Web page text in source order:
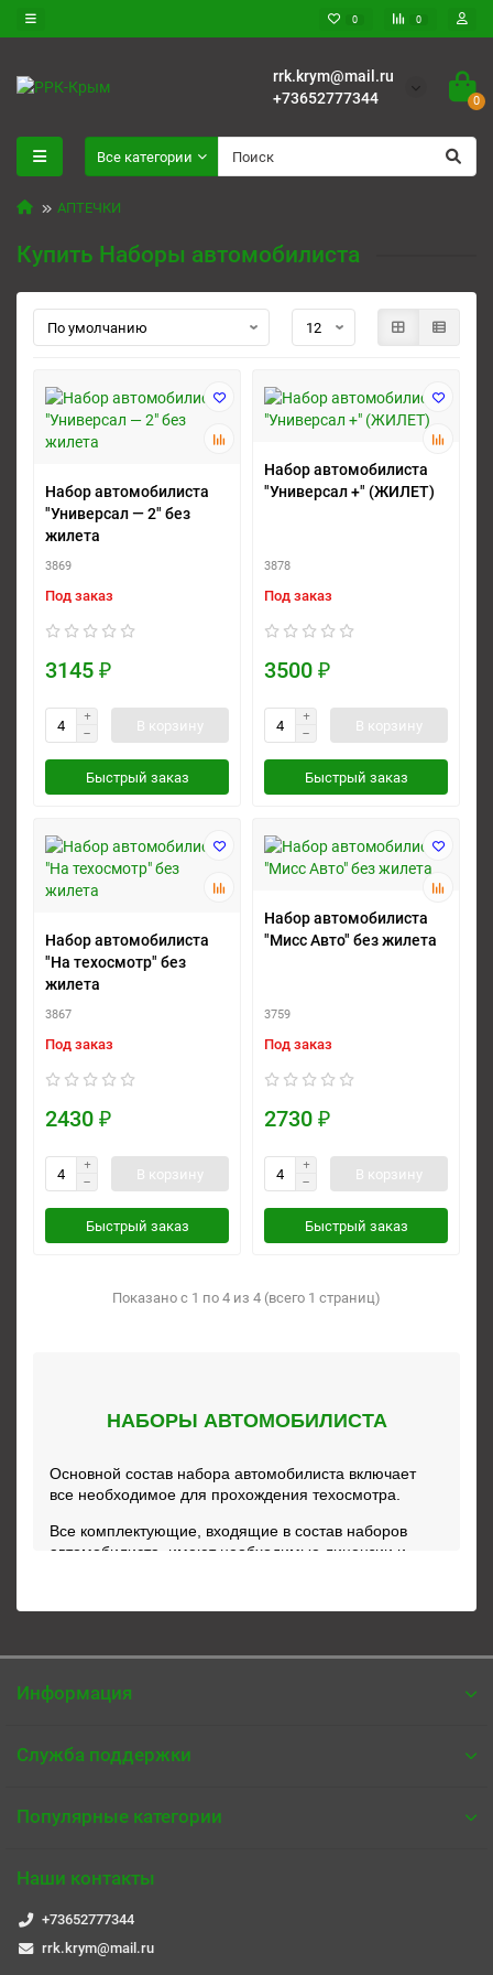
0 0
rrk.krym@mail.ru
+73652777344
0
Все категории
АПТЕЧКИ
Купить Наборы автомобилиста
Набор автомобилиста
"Универсал — 2" без
жилета
3869
Под заказ
3145 ₽
В корзину
Быстрый заказ
Набор автомобилиста
"Универсал +" (ЖИЛЕТ)
3878
Под заказ
3500 ₽
В корзину
Быстрый заказ
Набор автомобилиста
"На техосмотр" без
жилета
3867
Под заказ
2430 ₽
В корзину
Быстрый заказ
Набор автомобилиста
"Мисс Авто" без жилета
3759
Под заказ
2730 ₽
В корзину
Быстрый заказ
Показано с 1 по 4 из 4 (всего 1 страниц)
НАБОРЫ АВТОМОБИЛИСТА
Основной состав набора автомобилиста включает
все необходимое для прохождения техосмотра.
Все комплектующие, входящие в состав наборов
автомобилиста, имеют необходимые лицензии и
Информация
Служба поддержки
Популярные категории
Наши контакты
+73652777344
rrk.krym@mail.ru